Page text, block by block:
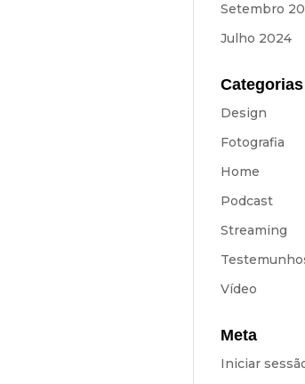
Setembro
Julho 2024
Categorias
Design
Fotografia
Home
Podcast
Streaming
Vídeo
Meta
Iniciar